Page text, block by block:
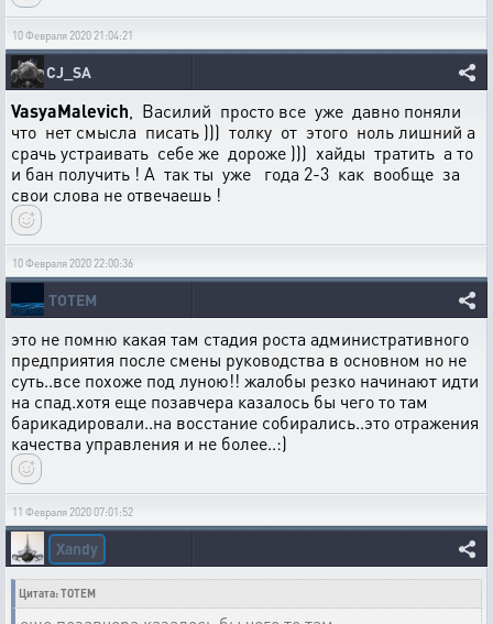
10 Февраля 2020 21:04:21
CJ_SA
VasyaMalevich , Василий просто все уже давно поняли
что нет смысла писать ))) толку от этого ноль лишний а
срачь устраивать себе же дороже ))) хайды тратить а то
и бан получить ! А так ты уже года 2-3 как вообще за
свои слова не отвечаешь !
10 Февраля 2020 22:00:36
TOTEM
это не помню какая там стадия роста административного
предприятия после смены руководства в основном но не
суть..все похоже под луною!! жалобы резко начинают идти
на спад.хотя еще позавчера казалось бы чего то там
барикадировали..на восстание собирались..это отражения
качества управления и не более..:)
11 Февраля 2020 07:01:52
Xandy
Цитата: TOTEM